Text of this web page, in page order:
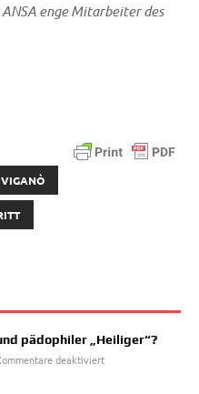
enge Mit­ar­bei­ter des
pädophiler „Heiliger“?
deaktiviert